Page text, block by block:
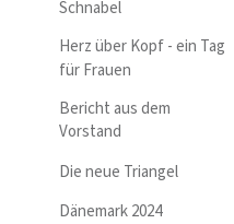
Schnabel
Herz über Kopf - ein Tag
für Frauen
Bericht aus dem
Vorstand
Die neue Triangel
Dänemark 2024